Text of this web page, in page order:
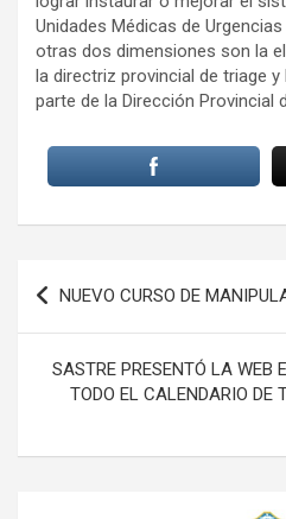
Unidades Médicas de
otras dos dimensiones son la
la directriz provincial de triage
parte de la Dirección Provincial
Navegación
de
entradas
NUEVO CURSO DE
SASTRE PRESENTÓ LA WEB
TODO EL CALENDARIO DE